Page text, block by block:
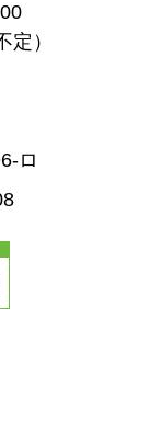
）
ロ